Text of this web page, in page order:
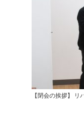
【閉会の挨拶】